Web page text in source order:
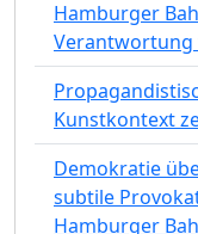
Hamburger
Verantwortung
Kunstkontext
Demokratie
subtile
Hamburger